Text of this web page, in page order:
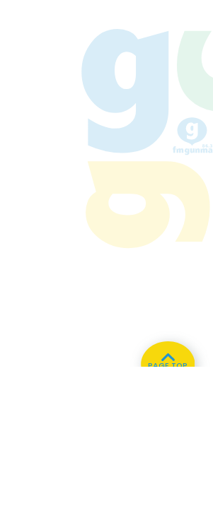
PAGE TOP